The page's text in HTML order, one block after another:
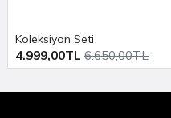
Koleksiyon Seti
4.999,00TL 6.650,00TL